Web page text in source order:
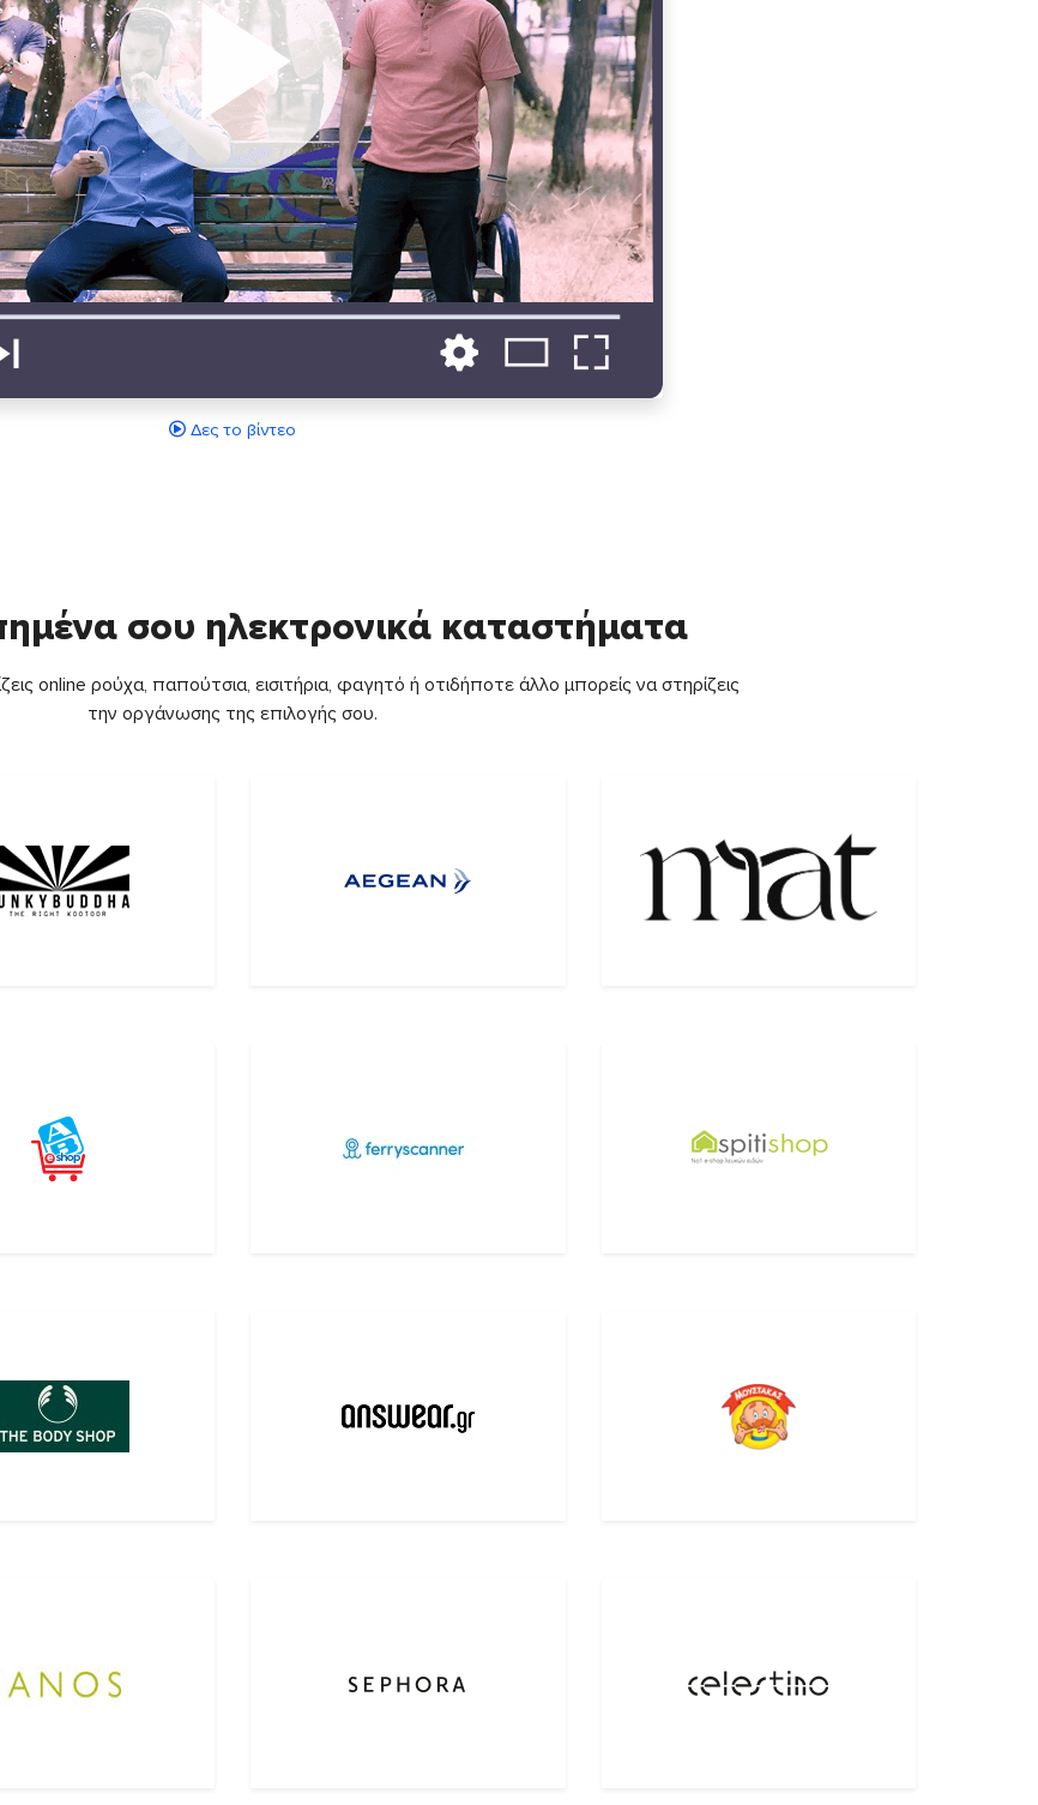
Δες το βίντεο
σου ηλεκτρονικά καταστήματα
online ρούχα, παπούτσια, εισιτήρια, φαγητό ή οτιδήποτε άλλο μπορείς να στηρίζεις
την οργάνωσης της επιλογής σου.